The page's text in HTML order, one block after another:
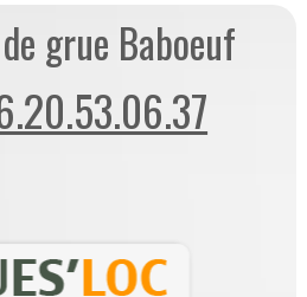
grue Baboeuf